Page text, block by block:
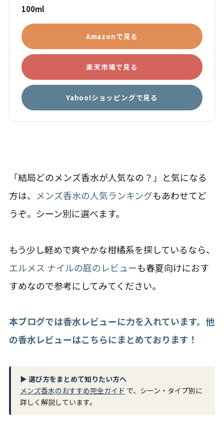
100ml
Amazonで見る
楽天市場で見る
Yahoo!ショッピングで見る
「結局どのメンズ香水が人気なの？」と気になる
方は、
メンズ香水の人気ランキングもあわせてど
うぞ。シーン別に選べます。
もう少し軽めで爽やかな柑橘系を探しているなら、
エルメス ナイルの庭のレビューも春夏向けにおす
すめなので参考にしてみてください。
本ブログでは香水レビューに力を入れています。他
の香水レビューはこちらにまとめております！
▶ 選び方をまとめて知りたい方へ
メンズ香水のおすすめ完全ガイド で、シーン・タイプ別に
詳しく解説しています。